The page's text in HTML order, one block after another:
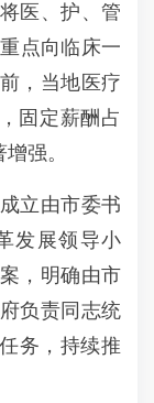
医、护、管
点向临床一
，当地医疗
固定薪酬占
强。
立由市委书
发展领导小
，明确由市
负责同志统
务，持续推